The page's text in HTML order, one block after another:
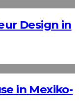
Design in
in Mexiko-